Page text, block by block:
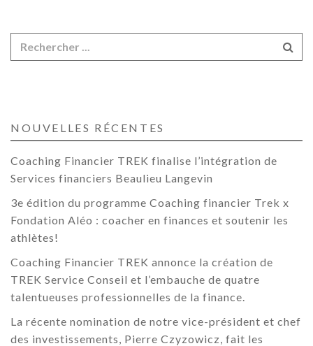
NOUVELLES RÉCENTES
Coaching Financier TREK finalise l’intégration de
Services financiers Beaulieu Langevin
3e édition du programme Coaching financier Trek x
Fondation Aléo : coacher en finances et soutenir les
athlètes!
Coaching Financier TREK annonce la création de
TREK Service Conseil et l’embauche de quatre
talentueuses professionnelles de la finance.
La récente nomination de notre vice-président et chef
des investissements, Pierre Czyzowicz, fait les